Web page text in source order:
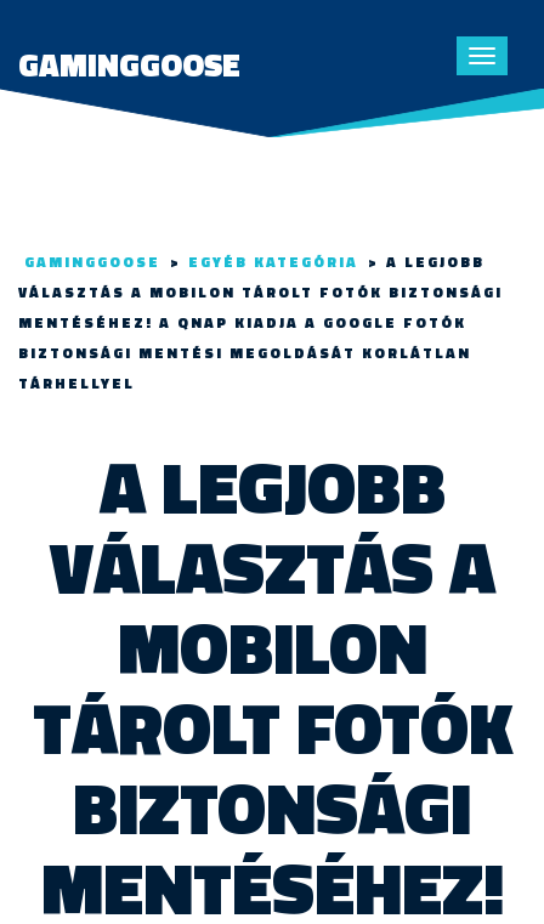
Toggle
GAMINGGOOSE
GAMINGGOOSE > EGYÉB KATEGÓRIA > A LEGJOBB
VÁLASZTÁS A MOBILON TÁROLT FOTÓK BIZTONSÁGI
MENTÉSÉHEZ! A QNAP KIADJA A GOOGLE FOTÓK
BIZTONSÁGI MENTÉSI MEGOLDÁSÁT KORLÁTLAN
TÁRHELLYEL
A LEGJOBB
VÁLASZTÁS A
MOBILON
TÁROLT FOTÓK
BIZTONSÁGI
MENTÉSÉHEZ!